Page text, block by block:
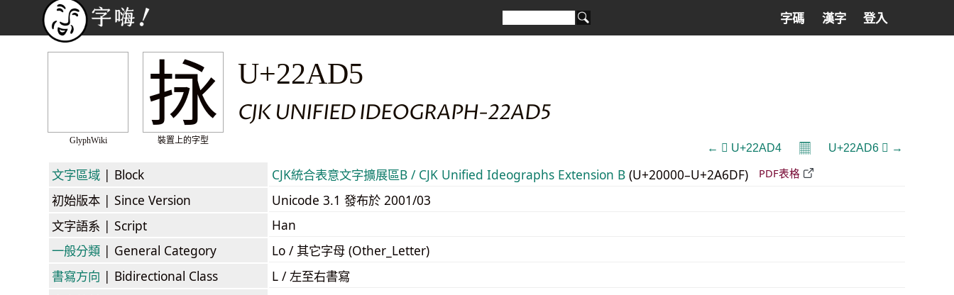
字碼 漢字 登入
GlyphWiki
𢫕
裝置上的字型
U+22AD5
CJK UNIFIED IDEOGRAPH-22AD5
← 𢫔 U+22AD4 𝄜 U+22AD6 𢫖 →
文字區域 | Block CJK統合表意文字擴展區B / CJK Unified Ideographs Extension B (U+20000–U+2A6DF) PDF表格
初始版本 | Since Version
Unicode 3.1 發布於 2001/03
文字語系 | Script
Han
一般分類 | General Category
Lo / 其它字母 (Other_Letter)
書寫方向 | Bidirectional Class
L / 左至右書寫